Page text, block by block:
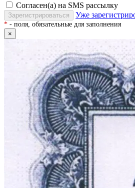
Согласен(а) на SMS рассылку
Зарегистрироваться Уже
* - поля, обязательные для заполнения
×